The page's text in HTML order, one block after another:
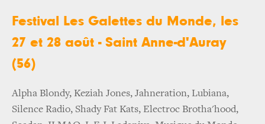
Festival Les Galettes du Monde, les
27 et 28 août - Saint Anne-d'Auray
(56)
Alpha Blondy, Keziah Jones, Jahneration, Lubiana,
Silence Radio, Shady Fat Kats, Electroc Brotha'hood,